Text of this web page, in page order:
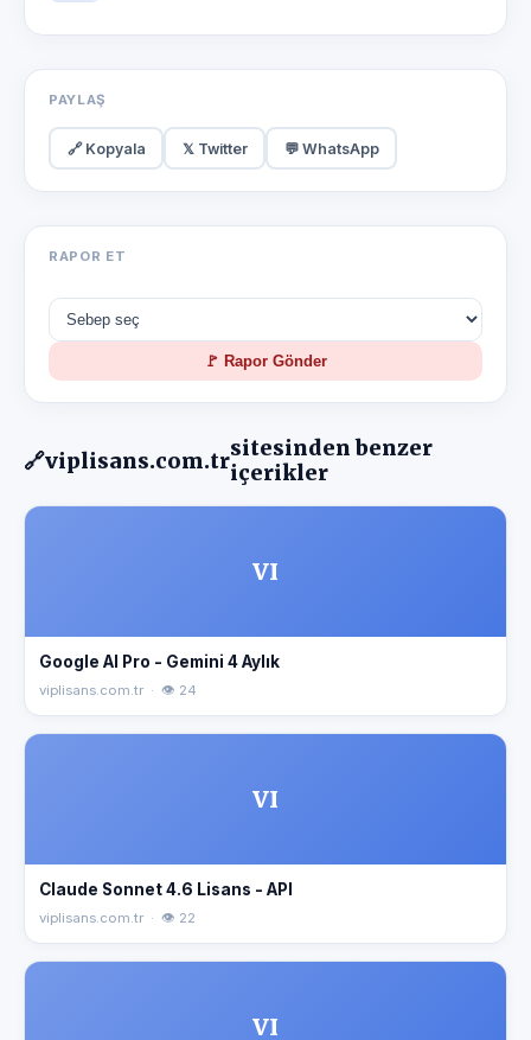
PAYLAŞ
🔗 Kopyala 𝕏 Twitter 💬 WhatsApp
RAPOR ET
🚩 Rapor Gönder
🔗viplisans.com.trsitesinden benzer
içerikler
VI
Google AI Pro - Gemini 4 Aylık
viplisans.com.tr · 👁 24
VI
Claude Sonnet 4.6 Lisans - API
viplisans.com.tr · 👁 22
VI